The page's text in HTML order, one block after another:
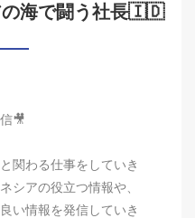
の海で闘う社長🇮🇩
🎥
関わる仕事をしていき
シアの役立つ情報や、
い情報を発信していき